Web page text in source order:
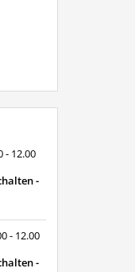
- 12.00
-
- 12.00
-